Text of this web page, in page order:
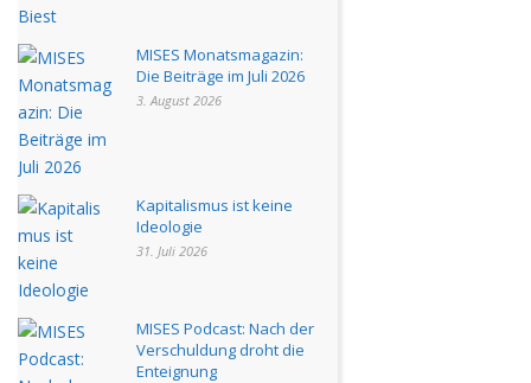
MISES Monatsmagazin:
Die Beiträge im Juli 2026
3. August 2026
Kapitalismus ist keine
Ideologie
31. Juli 2026
MISES Podcast: Nach der
Verschuldung droht die
Enteignung